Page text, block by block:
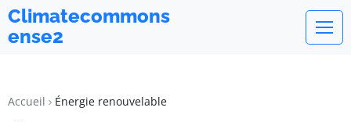
Climatecommons
ense2
Accueil Énergie renouvelable